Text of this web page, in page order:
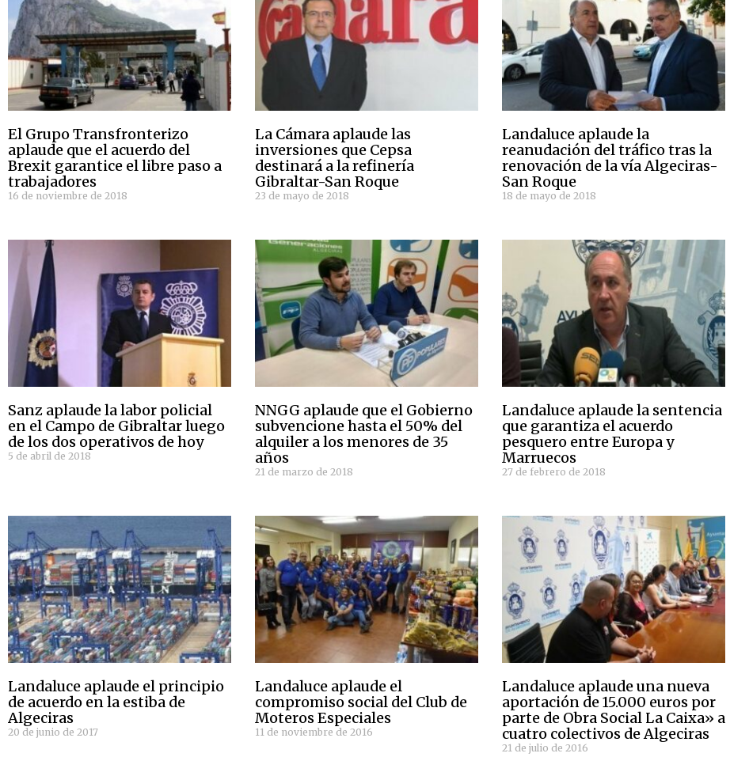
El Grupo Transfronterizo
aplaude que el acuerdo del
Brexit garantice el libre paso a
trabajadores
16 de noviembre de 2018
La Cámara aplaude las
inversiones que Cepsa
destinará a la refinería
Gibraltar-San Roque
23 de mayo de 2018
Landaluce aplaude la
reanudación del tráfico tras la
renovación de la vía Algeciras-
San Roque
18 de mayo de 2018
Sanz aplaude la labor policial
en el Campo de Gibraltar luego
de los dos operativos de hoy
5 de abril de 2018
NNGG aplaude que el Gobierno
subvencione hasta el 50% del
alquiler a los menores de 35
años
21 de marzo de 2018
Landaluce aplaude la sentencia
que garantiza el acuerdo
pesquero entre Europa y
Marruecos
27 de febrero de 2018
Landaluce aplaude el principio
de acuerdo en la estiba de
Algeciras
20 de junio de 2017
Landaluce aplaude el
compromiso social del Club de
Moteros Especiales
11 de noviembre de 2016
Landaluce aplaude una nueva
aportación de 15.000 euros por
parte de Obra Social La Caixa» a
cuatro colectivos de Algeciras
21 de julio de 2016